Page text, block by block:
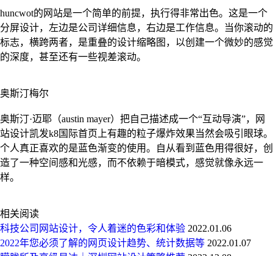
huncwot的网站是一个简单的前提，执行得非常出色。这是一个
分屏设计，左边是公司详细信息，右边是工作信息。当你滚动的
标志，横跨两者，是重叠的设计缩略图，以创建一个微妙的感觉
的深度，甚至还有一些视差滚动。
奥斯汀梅尔
奥斯汀·迈耶（austin mayer）把自己描述成一个“互动导演”，网
站设计凯发k8国际首页上有趣的粒子爆炸效果当然会吸引眼球。
个人真正喜欢的是蓝色渐变的使用。自从看到蓝色用得很好，创
造了一种空间感和光感，而不依赖于暗模式，感觉就像永远一
样。
相关阅读
科技公司网站设计，令人着迷的色彩和体验 2022.01.06
2022年您必须了解的网页设计趋势、统计数据等 2022.01.07